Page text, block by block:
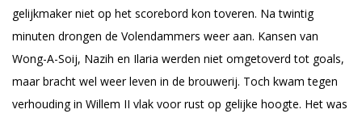
gelijkmaker niet op het scorebord kon toveren. Na twintig
minuten drongen de Volendammers weer aan. Kansen van
Wong-A-Soij, Nazih en Ilaria werden niet omgetoverd tot goals,
maar bracht wel weer leven in de brouwerij. Toch kwam tegen
verhouding in Willem II vlak voor rust op gelijke hoogte. Het was